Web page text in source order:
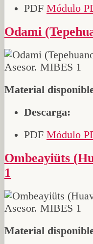
PDF Módulo
Odami
Material
Descarga:
PDF Módulo
Ombeayiüts (Huave del Oeste). Asesor. MIBES
1
Material